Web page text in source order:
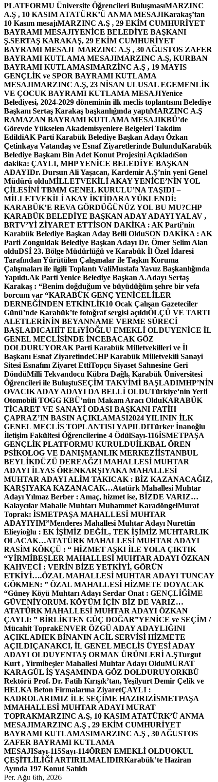
PLATFORMU Üniversite Öğrencileri BuluşmasıMARZINC
A.Ş , 10 KASIM ATATÜRK’Ü ANMA MESAJIKarakaş’tan
10 Kasım mesajıMARZINC A.Ş , 29 EKİM CUMHURİYET
BAYRAMI MESAJIYENİCE BELEDİYE BAŞKANI
Ş.SERTAŞ KARAKAŞ, 29 EKİM CUMHURİYET
BAYRAMI MESAJI MARZINC A.Ş , 30 AĞUSTOS ZAFER
BAYRAMI KUTLAMA MESAJIMARZINC A.Ş, KURBAN
BAYRAMI KUTLAMASIMARZİNC A.Ş , 19 MAYIS
GENÇLİK ve SPOR BAYRAMI KUTLAMA
MESAJIMARZINC A.Ş, 23 NİSAN ULUSAL EGEMENLİK
VE ÇOCUK BAYRAMI KUTLAMA MESAJIYenice
Belediyesi, 2024-2029 döneminin ilk meclis toplantısını Belediye
Başkanı Sertaş Karakaş başkanlığında yaptıMARZINC A.Ş
RAMAZAN BAYRAMI KUTLAMA MESAJIKBÜ’de
Görevde Yükselen Akademisyenlere Belgeleri Takdim
EdildiAK Parti Karabük Belediye Başkan Adayı Özkan
Çetinkaya Vatandaş ve Esnaf Ziyaretlerinde BulunduKarabük
Belediye Başkanı Bin Adet Konut Projesini AçıkladıSon
dakika: ÇAYLI, MHP YENİCE BELEDİYE BAŞKAN
ADAYIDr. Dursun Ali Yaşacan, Kardemir A.Ş’nin yeni Genel
Müdürü olduMİLLETVEKİLİ AKAY YENİCE’NİN YOL
ÇİLESİNİ TBMM GENEL KURULU’NA TAŞIDI –
MİLLETVEKİLİ AKAY İKTİDARA YÜKLENDİ:
KARABÜK’E REVA GÖRDÜĞÜNÜZ YOL BU MU?CHP
KARABÜK BELEDİYE BAŞKAN ADAY ADAYI YALAV ,
BRTV’Yİ ZİYARET ETTİSON DAKİKA : AK Parti’nin
Karabük Belediye Başkan Aday Belli OlduSON DAKİKA : AK
Parti Zonguldak Belediye Başkan Adayı Dr. Ömer Selim Alan
olduDSİ 23. Bölge Müdürlüğü ve Karabük İl Özel İdaresi
Tarafından Yürütülen Çalışmalar ile Taşkın Koruma
Çalışmaları ile ilgili Toplantı ValiMustafa Yavuz Başkanlığında
Yapıldı.Ak Parti Yenice Belediye Başkan A.Adayı Sertaş
Karakaş : “Benim doğduğum ve büyüdüğüm şehre bir vefa
borcum var “KARABÜK GENÇ YENİCELİLER
DERNEĞİNDEN ETKİNLİK10 Ocak Çalışan Gazeteciler
Günü’nde Karabük’te fotoğraf sergisi açıldıÖLÇÜ VE TARTI
ALETLERİNİN BEYANNAME VERME SÜRECİ
BAŞLADICAHİT ELiYİOĞLU EMEKLİ OLDUYENİCE İL
GENEL MECLİSİNDE İNCEBACAK GÖZ
DOLDURUYORAK Parti Karabük Milletvekilleri ve İl
Başkanı Esnaf ZiyaretindeCHP Karabük Milletvekili Sanayi
Sitesi Esnafını Ziyaret EttiTopçu Siyaset Sahnesine Geri
DöndüMilli Tekvandocu Kübra Dağlı, Karabük Üniversitesi
Öğrencileri ile BuluştuSEÇİM TAKVİMİ BAŞLADIMHP’NİN
OVACIK ADAY ADAYI DA BELLİ OLDUTürkiye’nin Yerli
Otomobili TOGG KBÜ’nün Makam Aracı OlduKARABÜK
TİCARET VE SANAYİ ODASI BAŞKANI FATİH
ÇAPRAZ’IN BASIN AÇIKLAMASI2024 YILININ İLK
GENEL MECLİS TOPLANTISI YAPILDITürker İnanoğlu
İletişim Fakültesi Öğrencilerine 4 ÖdülSayı-116İSMETPAŞA
GENÇLİK PLATFORMU KURULDUİLKBAL ÖREN
PSİKOLOG VE DANIŞMANLIK MERKEZİİSTANBUL
BEYLİKDÜZÜ DEREAĞZI MAHALLESİ MUHTAR
ADAYI İLYAS ÖRENKARŞIYAKA MAHALLESİ
MUHTAR ADAYI ALİM TAKICAK : BİZ KAZANACAĞIZ,
KARŞIYAKA KAZANACAK…Atatürk Mahallesi Muhtar
Adayı Yılmaz Berber : Amaç, hizmet ise, BİZDE VARIZ…
Kalaycılar Mahalle Muhtarı Muhammet KaradöngelMurat
Toprak: İSMETPAŞA MAHALLESİ MUHTAR
ADAYIYIM”Menderes Mahallesi Muhtar Adayı Nurettin
Elieyioğlu : EK İŞİMİZ DEĞİL, TEK İŞİMİZ MUHTARLIK
OLACAK…ATATÜRK MAHALLESİ MUHTAR ADAYI
RASİM KÖKÇÜ : “ HİZMET AŞKI İLE YOLA ÇIKTIK
“YİRMİBEŞLER MAHALLESİ MUHTAR ADAYI ÖZKAN
KAHVECİ : VERİN BİZE YETKİYİ, GÖRÜN
ETKİYİ….ÖZAL MAHALLESİ MUHTAR ADAYI TUNCAY
GÖKMEN: ” ÖZAL MAHALLESİ HİZMETE DOYACAK
“Güney Köyü Muhtarı Adayı Serdar Onat : GENÇLİĞİME
GÜVENİYORUM. KÖYÜM İÇİN BİZ DE VARIZ…
ATATÜRK MAHALLESİ MUHTAR ADAYI ÖZKAN
ÇAYLI: ” BİRLİKTEN GÜÇ DOĞAR”YENİCE ve SEÇİM /
Mücahit ToprakENVER ÖZGÜ ADAY ADAYLIĞINI
AÇIKLADIEK BİNANIN ACİL SERVİSİ HİZMETE
AÇILDIÇANAKCI, İL GENEL MECLİS ÜYESİ ADAY
ADAYI OLDUYENTAŞ ORMAN ÜRÜNLERİ A.ŞTurgut
Kurt , Yirmibeşler Mahallesi Muhtar Adayı OlduMURAT
KARAGÜL İŞ YAŞAMINDA GÖZ DOLDURUYORKBÜ
Rektörü Prof. Dr. Fatih Kırışık’tan, Yeşilyurt Demir Çelik ve
HELKA Beton Firmalarına ZiyaretÇAYLI :
KADROLARIMIZ İLE SEÇİME HAZIRIZİSMETPAŞA
MMAHALLESİ MUHTAR ADAYI MURAT
TOPRAKMARZINC A.Ş, 10 KASIM ATATÜRK’Ü ANMA
MESAJIMARZINC A.Ş , 29 EKİM CUMHURİYET
BAYRAMI KUTLAMASIMARZINC A.Ş , 30 AĞUSTOS
ZAFER BAYRAMI KUTLAMA
MESAJISayı-115Sayı-114ÖREN EMEKLİ OLDUOKUL
ÇEŞİTLİLİĞİ ARTIRILMALIDIRKarabük’te Haziran
Ayında 197 Konut Satıldı
Per. Ağu 6th, 2026